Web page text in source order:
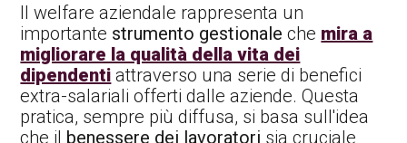
Il welfare aziendale rappresenta un
importante strumento gestionale che mira a
migliorare la qualità della vita dei
dipendenti attraverso una serie di benefici
extra-salariali offerti dalle aziende. Questa
pratica, sempre più diffusa, si basa sull'idea
che il benessere dei lavoratori sia cruciale